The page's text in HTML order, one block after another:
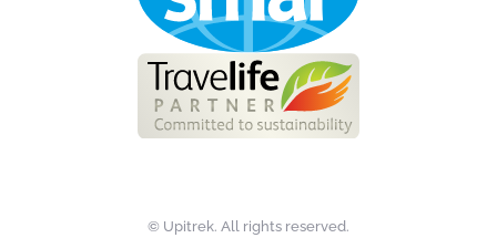
© Upitrek. All rights reserved.